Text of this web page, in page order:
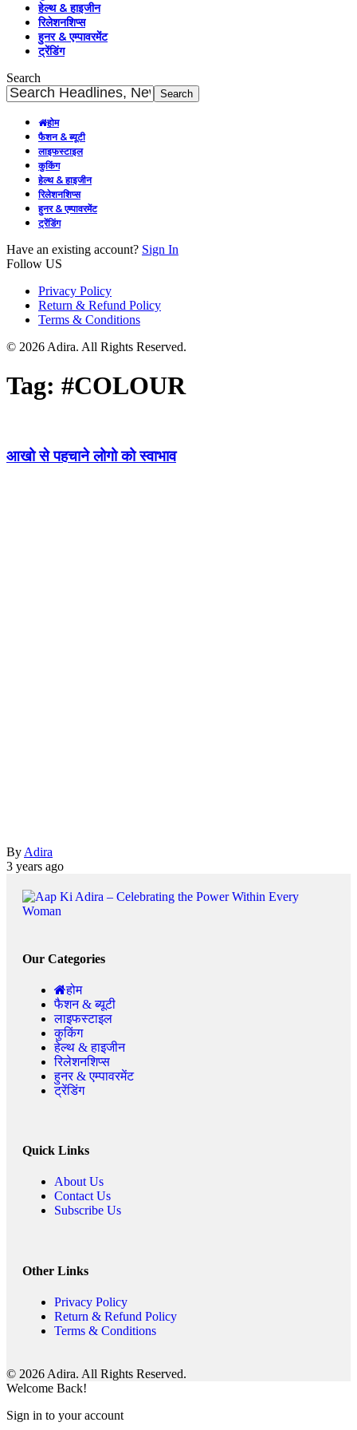
हेल्थ & हाइजीन
रिलेशनशिप्स
हुनर & एम्पावरमेंट
ट्रेंडिंग
Search
होम
फैशन & ब्यूटी
लाइफस्टाइल
कुकिंग
हेल्थ & हाइजीन
रिलेशनशिप्स
हुनर & एम्पावरमेंट
ट्रेंडिंग
Have an existing account? Sign In
Follow US
Privacy Policy
Return & Refund Policy
Terms & Conditions
© 2026 Adira. All Rights Reserved.
Tag: #COLOUR
आखो से पहचाने लोगो को स्वाभाव
By Adira
3 years ago
Our Categories
होम
फैशन & ब्यूटी
लाइफस्टाइल
कुकिंग
हेल्थ & हाइजीन
रिलेशनशिप्स
हुनर & एम्पावरमेंट
ट्रेंडिंग
Quick Links
About Us
Contact Us
Subscribe Us
Other Links
Privacy Policy
Return & Refund Policy
Terms & Conditions
© 2026 Adira. All Rights Reserved.
Welcome Back!
Sign in to your account